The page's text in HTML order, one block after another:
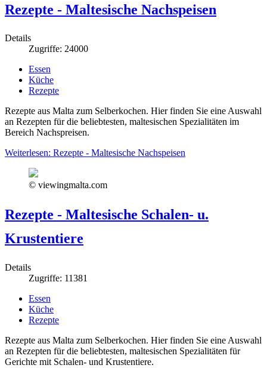
Rezepte - Maltesische Nachspeisen
Details
Zugriffe: 24000
Essen
Küche
Rezepte
Rezepte aus Malta zum Selberkochen. Hier finden Sie eine Auswahl
an Rezepten für die beliebtesten, maltesischen Spezialitäten im
Bereich Nachspreisen.
Weiterlesen: Rezepte - Maltesische Nachspeisen
© viewingmalta.com
Rezepte - Maltesische Schalen- u.
Krustentiere
Details
Zugriffe: 11381
Essen
Küche
Rezepte
Rezepte aus Malta zum Selberkochen. Hier finden Sie eine Auswahl
an Rezepten für die beliebtesten, maltesischen Spezialitäten für
Gerichte mit Schalen- und Krustentiere.